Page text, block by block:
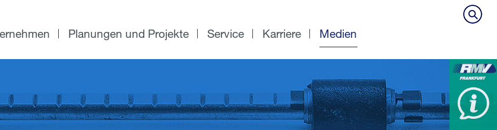
Planungen und Projekte Service Karriere Medien